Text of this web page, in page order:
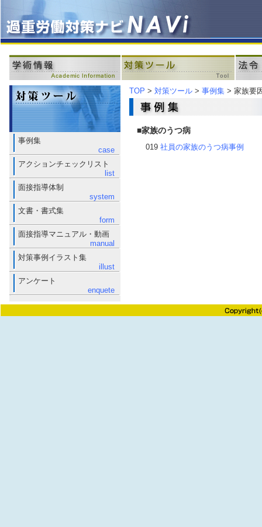
事例集
case
アクションチェックリスト
list
面接指導体制
system
文書・書式集
form
面接指導マニュアル・動画
manual
対策事例イラスト集
illust
アンケート
enquete
TOP > 対策ツール > 事例集 > 家族要
■家族のうつ病
019 社員の家族のうつ病事例